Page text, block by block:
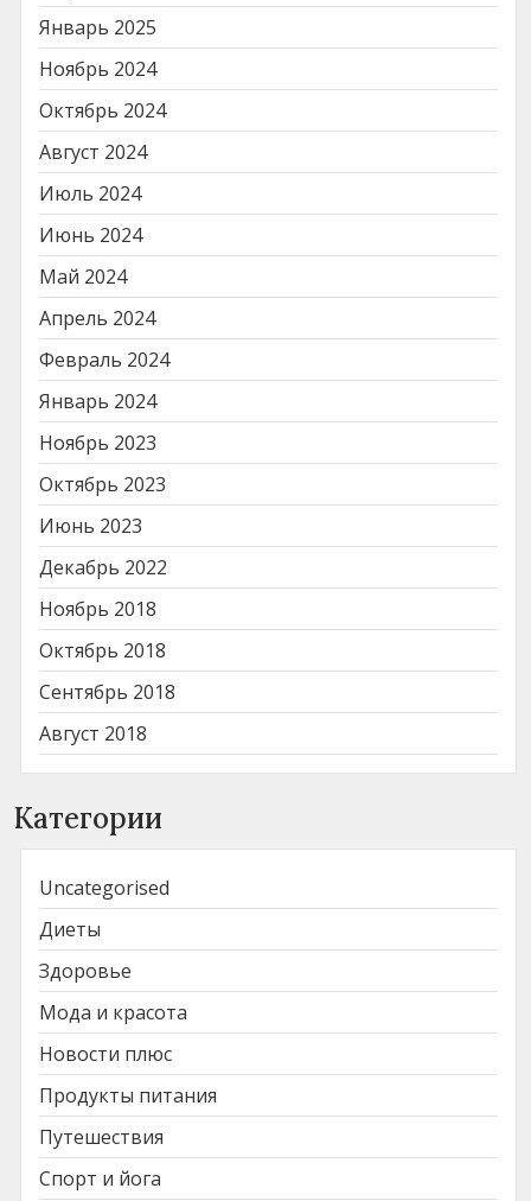
Январь 2025
Ноябрь 2024
Октябрь 2024
Август 2024
Июль 2024
Июнь 2024
Май 2024
Апрель 2024
Февраль 2024
Январь 2024
Ноябрь 2023
Октябрь 2023
Июнь 2023
Декабрь 2022
Ноябрь 2018
Октябрь 2018
Сентябрь 2018
Август 2018
Категории
Uncategorised
Диеты
Здоровье
Мода и красота
Новости плюс
Продукты питания
Путешествия
Спорт и йога